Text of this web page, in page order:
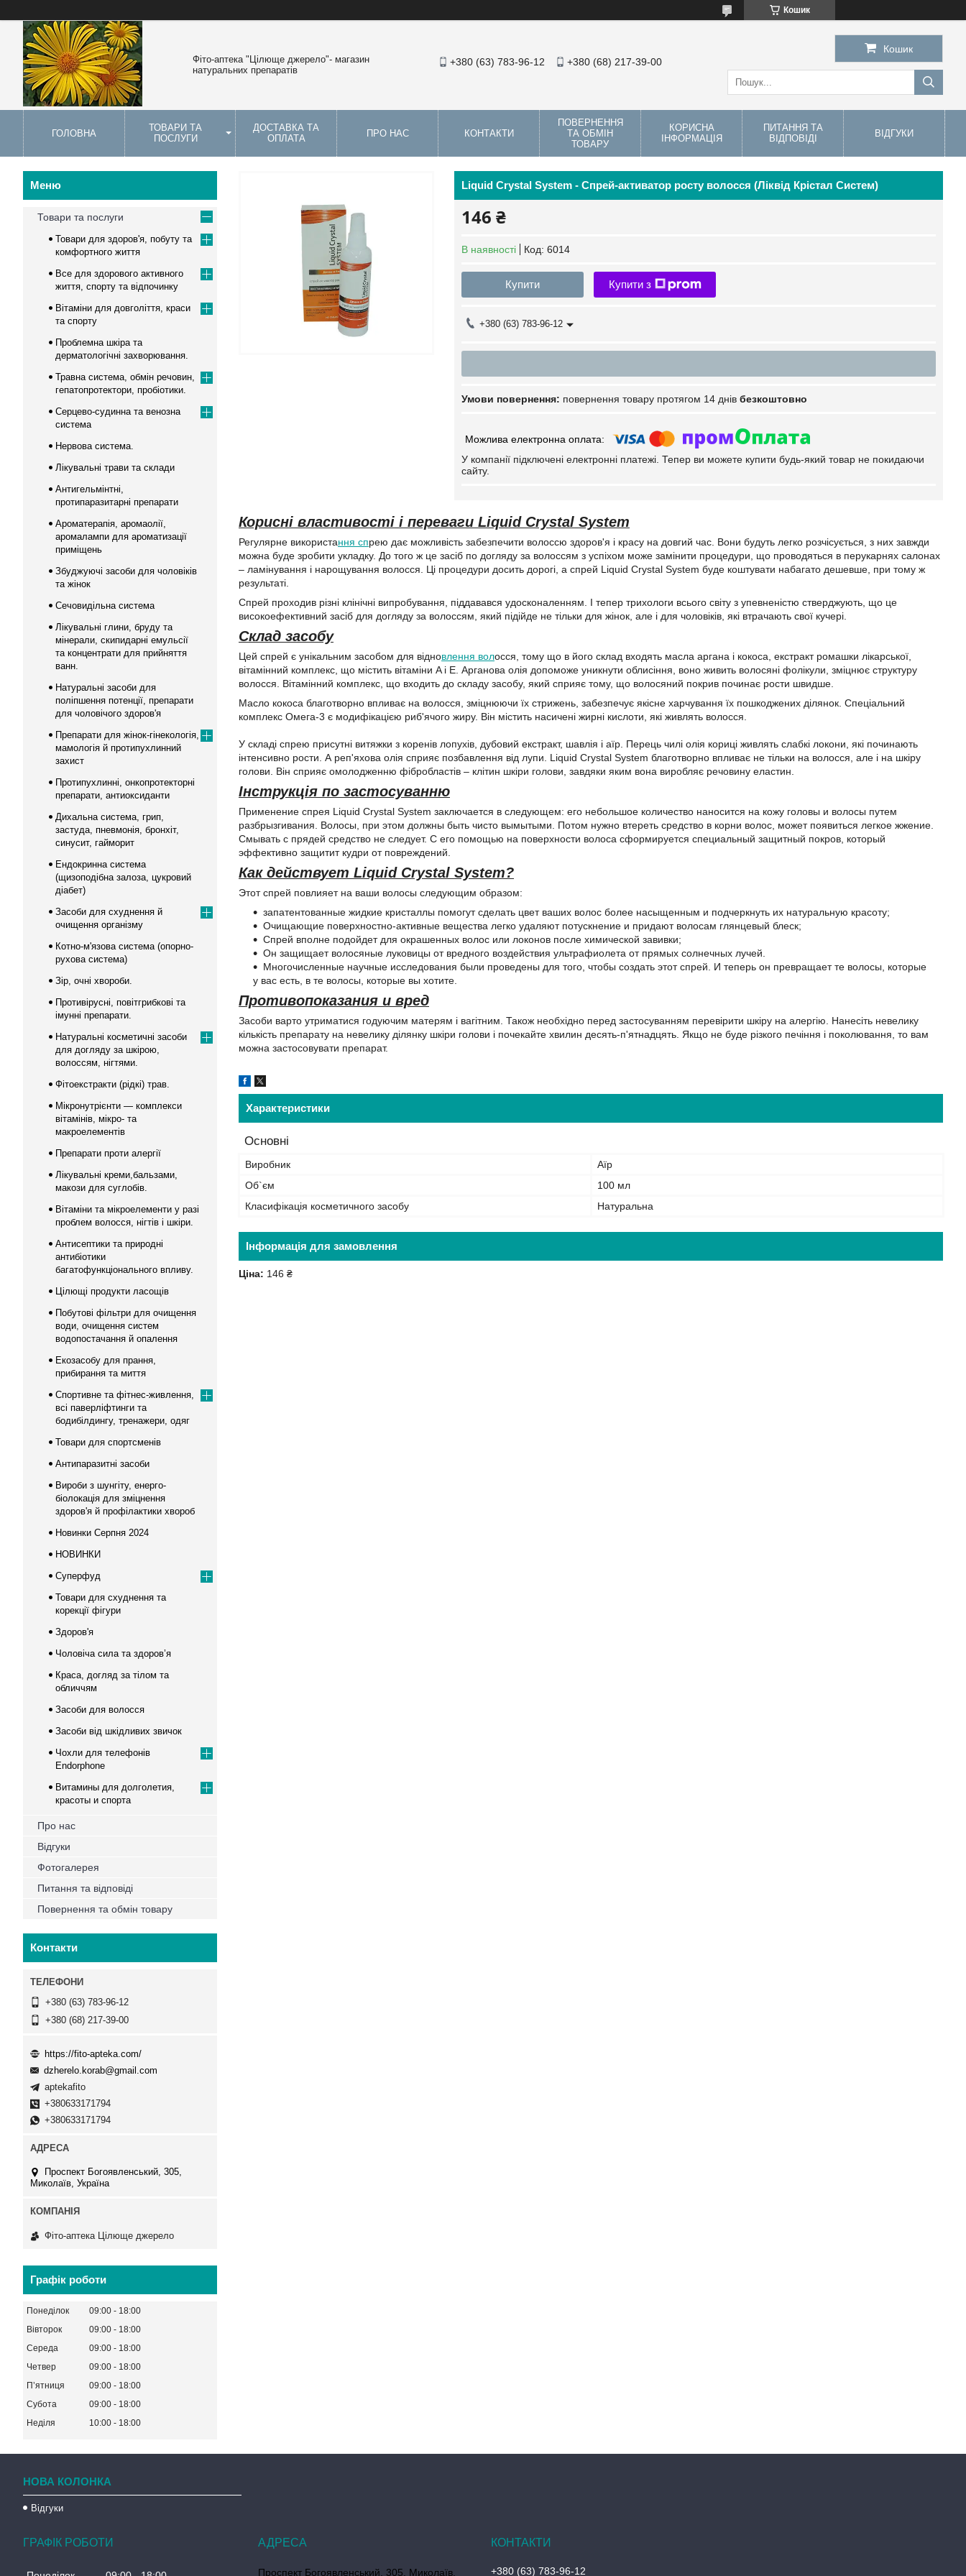
Кошик
Фіто-аптека "Цілюще джерело"- магазин
натуральних препаратів
+380 (63) 783-96-12 +380 (68) 217-39-00
Кошик
ГОЛОВНА
ТОВАРИ ТА
ПОСЛУГИ
ДОСТАВКА ТА
ОПЛАТА
ПРО НАС КОНТАКТИ
ПОВЕРНЕННЯ
ТА ОБМІН
ТОВАРУ
КОРИСНА
ІНФОРМАЦІЯ
ПИТАННЯ ТА
ВІДПОВІДІ
ВІДГУКИ
Liquid Crystal System - Спрей-активатор росту волосся (Ліквід Крістал Систем)
146 ₴
В наявності Код: 6014
Купити Купити з
+380 (63) 783-96-12
повернення товару протягом 14 днів безкоштовно
У компанії підключені електронні платежі. Тепер ви можете купити будь-який товар не покидаючи
сайту.
Корисні властивості і переваги Liquid Crystal System
Регулярне використання спрею дає можливість забезпечити волоссю здоров'я і красу на довгий час. Вони будуть легко розчісується, з них завжди
можна буде зробити укладку. До того ж це засіб по догляду за волоссям з успіхом може замінити процедури, що проводяться в перукарнях салонах
– ламінування і нарощування волосся. Ці процедури досить дорогі, а спрей Liquid Crystal System буде коштувати набагато дешевше, при тому ж
результаті.
Спрей проходив різні клінічні випробування, піддавався удосконаленням. І тепер трихологи всього світу з упевненістю стверджують, що це
високоефективний засіб для догляду за волоссям, який підійде не тільки для жінок, але і для чоловіків, які втрачають свої кучері.
Склад засобу
Цей спрей є унікальним засобом для відновлення волосся, тому що в його склад входять масла аргана і кокоса, екстракт ромашки лікарської,
вітамінний комплекс, що містить вітаміни A і E. Арганова олія допоможе уникнути облисіння, воно живить волосяні фолікули, зміцнює структуру
волосся. Вітамінний комплекс, що входить до складу засобу, який сприяє тому, що волосяний покрив починає рости швидше.
Масло кокоса благотворно впливає на волосся, зміцнюючи їх стрижень, забезпечує якісне харчування їх пошкоджених ділянок. Спеціальний
комплекс Омега-3 є модифікацією риб'ячого жиру. Він містить насичені жирні кислоти, які живлять волосся.
У складі спрею присутні витяжки з коренів лопухів, дубовий екстракт, шавлія і аїр. Перець чилі олія кориці живлять слабкі локони, які починають
інтенсивно рости. А реп'яхова олія сприяє позбавлення від лупи. Liquid Crystal System благотворно впливає не тільки на волосся, але і на шкіру
голови. Він сприяє омолодженню фібробластів – клітин шкіри голови, завдяки яким вона виробляє речовину еластин.
Інструкція по застосуванню
Применение спрея Liquid Crystal System заключается в следующем: его небольшое количество наносится на кожу головы и волосы путем
разбрызгивания. Волосы, при этом должны быть чисто вымытыми. Потом нужно втереть средство в корни волос, может появиться легкое жжение.
Смывать с прядей средство не следует. С его помощью на поверхности волоса сформируется специальный защитный покров, который
эффективно защитит кудри от повреждений.
Как действует Liquid Crystal System?
Этот спрей повлияет на ваши волосы следующим образом:
запатентованные жидкие кристаллы помогут сделать цвет ваших волос более насыщенным и подчеркнуть их натуральную красоту;
Очищающие поверхностно-активные вещества легко удаляют потускнение и придают волосам глянцевый блеск;
Спрей вполне подойдет для окрашенных волос или локонов после химической завивки;
Он защищает волосяные луковицы от вредного воздействия ультрафиолета от прямых солнечных лучей.
Многочисленные научные исследования были проведены для того, чтобы создать этот спрей. И теперь он превращает те волосы, которые
у вас есть, в те волосы, которые вы хотите.
Противопоказания и вред
Засоби варто утриматися годуючим матерям і вагітним. Також необхідно перед застосуванням перевірити шкіру на алергію. Нанесіть невелику
кількість препарату на невелику ділянку шкіри голови і почекайте хвилин десять-п'ятнадцять. Якщо не буде різкого печіння і поколювання, то вам
можна застосовувати препарат.
Характеристики
Основні
Виробник
Аїр
Об`єм
100 мл
Класифікація косметичного засобу
Натуральна
Інформація для замовлення
Ціна: 146 ₴
Товари та послуги
Товари для здоров'я, побуту та
комфортного життя
Все для здорового активного
життя, спорту та відпочинку
Вітаміни для довголіття, краси
та спорту
Проблемна шкіра та
дерматологічні захворювання.
Травна система, обмін речовин,
гепатопротектори, пробіотики.
Серцево-судинна та венозна
система
Нервова система.
Лікувальні трави та склади
Антигельмінтні,
протипаразитарні препарати
Ароматерапія, аромаолії,
аромалампи для ароматизації
приміщень
Збуджуючі засоби для чоловіків
та жінок
Сечовидільна система
Лікувальні глини, бруду та
мінерали, скипидарні емульсії
та концентрати для прийняття
ванн.
Натуральні засоби для
поліпшення потенції, препарати
для чоловічого здоров'я
Препарати для жінок-гінекологія,
мамологія й протипухлинний
захист
Протипухлинні, онкопротекторні
препарати, антиоксиданти
Дихальна система, грип,
застуда, пневмонія, бронхіт,
синусит, гайморит
Ендокринна система
(щизоподібна залоза, цукровий
діабет)
Засоби для схуднення й
очищення організму
Котно-м'язова система (опорно-
рухова система)
Зір, очні хвороби.
Противірусні, повітгрибкові та
імунні препарати.
Натуральні косметичні засоби
для догляду за шкірою,
волоссям, нігтями.
Фітоекстракти (рідкі) трав.
Мікронутрієнти — комплекси
вітамінів, мікро- та
макроелементів
Препарати проти алергії
Лікувальні креми,бальзами,
макози для суглобів.
Вітаміни та мікроелементи у разі
проблем волосся, нігтів і шкіри.
Антисептики та природні
антибіотики
багатофункціонального впливу.
Цілющі продукти ласощів
Побутові фільтри для очищення
води, очищення систем
водопостачання й опалення
Екозасобу для прання,
прибирання та миття
Спортивне та фітнес-живлення,
всі паверліфтинги та
бодибілдингу, тренажери, одяг
Товари для спортсменів
Антипаразитні засоби
Вироби з шунгіту, енерго-
біолокація для зміцнення
здоров'я й профілактики хвороб
Новинки Серпня 2024
НОВИНКИ
Суперфуд
Товари для схуднення та
корекції фігури
Здоров'я
Чоловіча сила та здоров’я
Краса, догляд за тілом та
обличчям
Засоби для волосся
Засоби від шкідливих звичок
Чохли для телефонів
Endorphone
Витамины для долголетия,
красоты и спорта
Про нас
Відгуки
Фотогалерея
Питання та відповіді
Повернення та обмін товару
Контакти
+380 (63) 783-96-12
+380 (68) 217-39-00
https://fito-apteka.com/
dzherelo.korab@gmail.com
aptekafito
+380633171794
+380633171794
Проспект Богоявленський, 305,
Миколаїв, Україна
Фіто-аптека Цілюще джерело
Графік роботи
Понеділок 09:00
18:00
Вівторок
09:00
18:00
Середа
09:00
18:00
Четвер
09:00
18:00
Пʼятниця
09:00
18:00
Субота
09:00
18:00
Неділя
10:00 18:00
НОВА КОЛОНКА
Відгуки
ГРАФІК РОБОТИ
Проспект Богоявленський, 305, Миколаїв, +380 (63) 783-96-12